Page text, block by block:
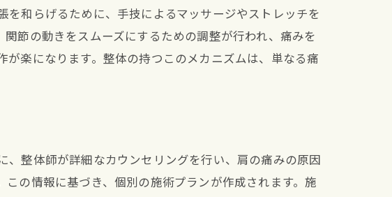
和らげるために、手技によるマッサージやストレッチを
節の動きをスムーズにするための調整が行われ、痛みを
楽になります。整体の持つこのメカニズムは、単なる痛
整体師が詳細なカウンセリングを行い、肩の痛みの原因
の情報に基づき、個別の施術プランが作成されます。施